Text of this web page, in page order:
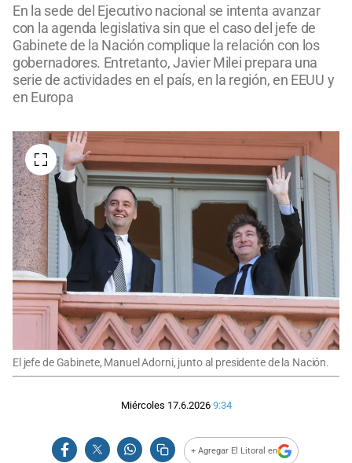
En la sede del Ejecutivo nacional se intenta avanzar
con la agenda legislativa sin que el caso del jefe de
Gabinete de la Nación complique la relación con los
gobernadores. Entretanto, Javier Milei prepara una
serie de actividades en el país, en la región, en EEUU y
en Europa
El jefe de Gabinete, Manuel Adorni, junto al presidente de la Nación.
Miércoles 17.6.2026 9:34
+ Agregar El Litoral en